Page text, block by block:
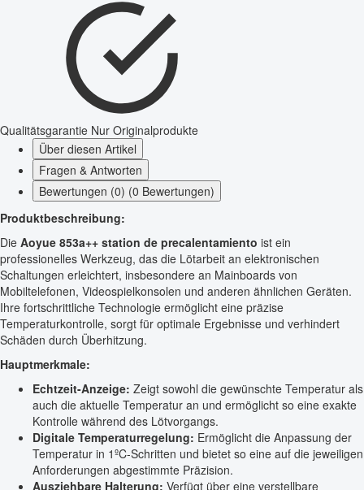
Qualitätsgarantie Nur Originalprodukte
Über diesen Artikel
Fragen & Antworten
Bewertungen (0) (0 Bewertungen)
Produktbeschreibung:
Die Aoyue 853a++ station de precalentamiento ist ein
professionelles Werkzeug, das die Lötarbeit an elektronischen
Schaltungen erleichtert, insbesondere an Mainboards von
Mobiltelefonen, Videospielkonsolen und anderen ähnlichen Geräten.
Ihre fortschrittliche Technologie ermöglicht eine präzise
Temperaturkontrolle, sorgt für optimale Ergebnisse und verhindert
Schäden durch Überhitzung.
Hauptmerkmale:
Echtzeit-Anzeige: Zeigt sowohl die gewünschte Temperatur als
auch die aktuelle Temperatur an und ermöglicht so eine exakte
Kontrolle während des Lötvorgangs.
Digitale Temperaturregelung: Ermöglicht die Anpassung der
Temperatur in 1ºC-Schritten und bietet so eine auf die jeweiligen
Anforderungen abgestimmte Präzision.
Ausziehbare Halterung: Verfügt über eine verstellbare